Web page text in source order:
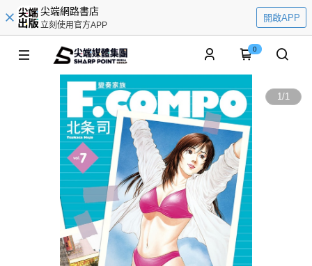
尖端網路書店
立刻使用官方APP
開啟APP
0
1/1